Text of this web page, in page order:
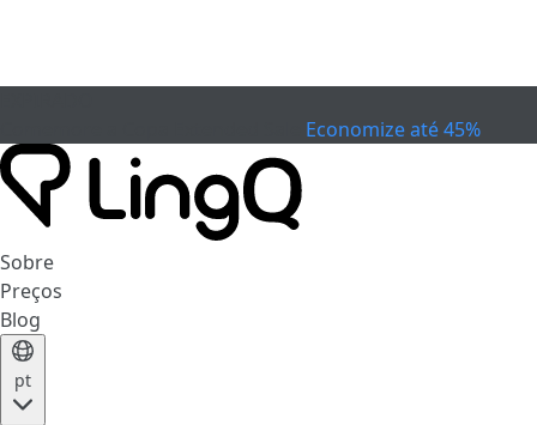
Economize até 45%
Sobre
Preços
Blog
pt